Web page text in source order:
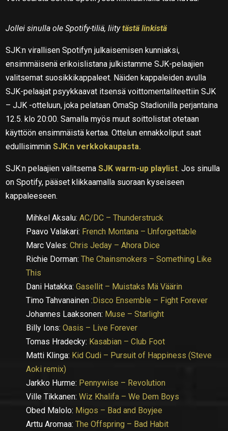
Jollei sinulla ole Spotify-tiliä, liitytästä linkistä
SJK:n virallisen Spotifyn julkaisemisen kunniaksi,
ensimmäisenä erikoislistana julkistamme SJK-pelaajien
valitsemat suosikkikappaleet. Näiden kappaleiden avulla
SJK-pelaajat psyykkaavat itsensä voittomentaliteettiin SJK
– JJK -otteluun, joka pelataan OmaSp Stadionilla perjantaina
12.5. klo 20:00. Samalla myös muut soittolistat otetaan
käyttöön ensimmäistä kertaa. Ottelun ennakkoliput saat
edullisimminSJK:n verkkokaupasta.
SJK:n pelaajien valitsemaSJK warm-up playlist. Jos sinulla
on Spotify, pääset klikkaamalla suoraan kyseiseen
kappaleeseen.
Mihkel Aksalu: AC/DC – Thunderstruck
Paavo Valakari: French Montana – Unforgettable
Marc Vales: Chris Jeday – Ahora Dice
Richie Dorman: The Chainsmokers – Something Like
This
Dani Hatakka: Gasellit – Muistaks Mä Väärin
Timo Tahvanainen :Disco Ensemble – Fight Forever
Johannes Laaksonen: Muse – Starlight
Billy Ions:Oasis – Live Forever
Tomas Hradecky: Kasabian – Club Foot
Matti Klinga: Kid Cudi – Pursuit of Happiness (Steve
Aoki remix)
Jarkko Hurme: Pennywise – Revolution
Ville Tikkanen:Wiz Khalifa – We Dem Boys
Obed Malolo: Migos – Bad and Boyjee
Arttu Aromaa:The Offspring – Bad Habit